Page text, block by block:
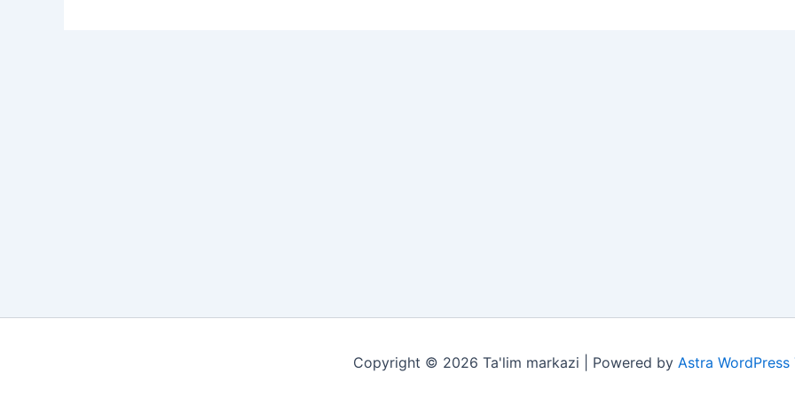
Copyright © 2026 Ta'lim markazi | Powered by Astra WordPress